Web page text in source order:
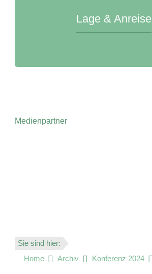
Lage & Anreise
Medienpartner
Sie sind hier:
Home
Archiv Konferenz 2024